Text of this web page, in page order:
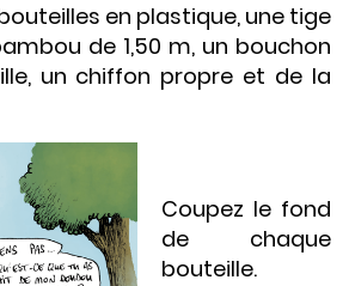
en plastique, une tige
de 1,50 m, un bouchon
un chiffon propre et de la
Coupez le fond
de chaque
bouteille.